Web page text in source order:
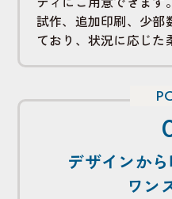
試作、追加印刷、少部
ており、状況に応じた
デザインか
ワン